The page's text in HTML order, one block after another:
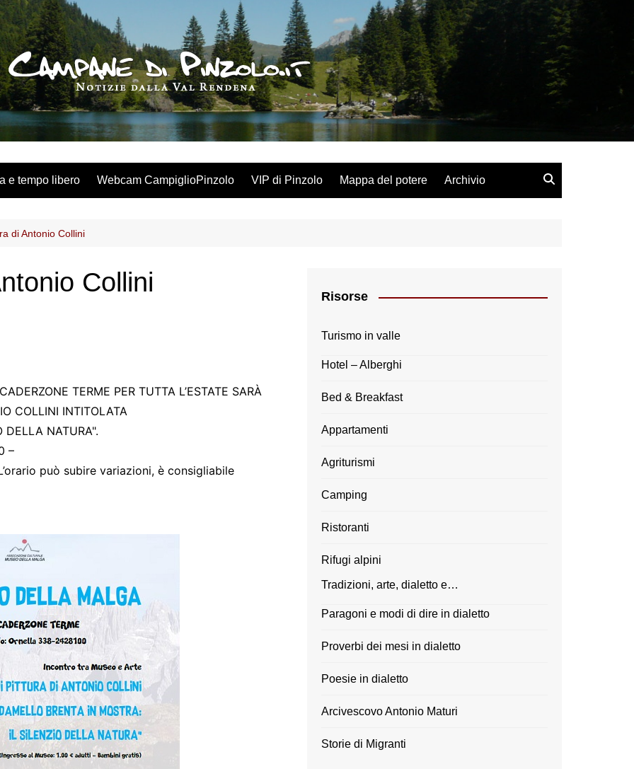
e tempo libero Webcam CampiglioPinzolo VIP di Pinzolo Mappa del potere Archivio
di Antonio Collini
Collini
TERME PER TUTTA L’ESTATE SARÀ
COLLINI INTITOLATA
DELLA NATURA".
–
può subire variazioni, è consigliabile
Risorse
Turismo in valle
Hotel – Alberghi
Bed & Breakfast
Appartamenti
Agriturismi
Camping
Ristoranti
Rifugi alpini
Tradizioni, arte, dialetto e…
Paragoni e modi di dire in dialetto
Proverbi dei mesi in dialetto
Poesie in dialetto
Arcivescovo Antonio Maturi
Storie di Migranti